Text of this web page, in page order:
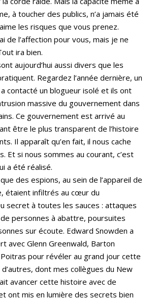
à toucher des publics, n’a jamais été
les risques que vous prenez.
de l’affection pour vous, mais je ne
ira bien.
aujourd’hui aussi divers que les
Regardez l’année dernière, un
contacté un blogueur isolé et ils ont
massive du gouvernement dans
Ce gouvernement est arrivé au
être le plus transparent de l’histoire
Il apparaît qu’en fait, il nous cache
Et si nous sommes au courant, c’est
a été réalisé.
des espions, au sein de l’appareil de
étaient infiltrés au cœur du
secret à toutes les sauces : attaques
personnes à abattre, poursuites
sur écoute. Edward Snowden a
avec Glenn Greenwald, Barton
pour révéler au grand jour cette
dont mes collègues du New
avancer cette histoire avec de
ont mis en lumière des secrets bien